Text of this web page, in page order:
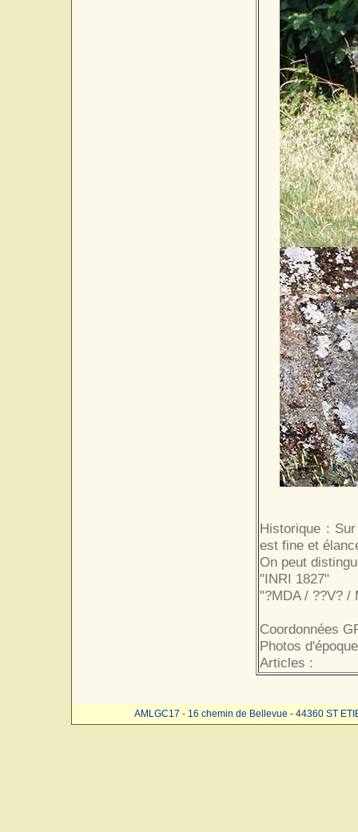
Historique :
est fine et
On peut
"INRI 1827"
"?MDA / ??V? /
Coordonnées
Photos
Articles :
AMLGC17 - 16 chemin de Bellevue - 44360 ST